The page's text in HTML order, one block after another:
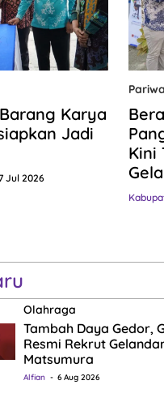
Karya
Jadi
Jul 2026
Kini
Olahraga
Tambah Daya Gedor,
Resmi Rekrut
Matsumura
Alfian 6 Aug 2026